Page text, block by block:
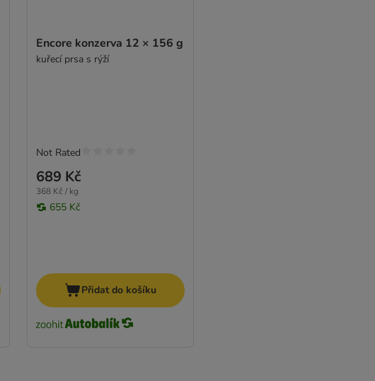
Encore konzerva 12 × 156 g
kuřecí prsa s rýží
689 Kč
368 Kč / kg
655 Kč
Not Rated
Přidat do košíku